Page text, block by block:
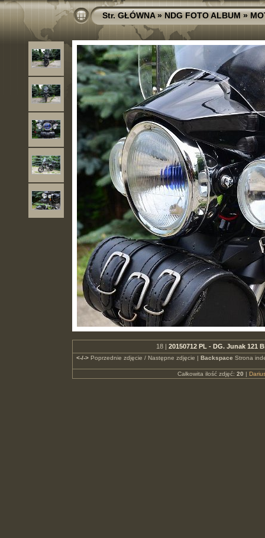
Str. GŁÓWNA»NDG FOTO ALBUM»
18 | 20150712 PL - DG. Junak 121
<-/->Poprzednie zdjęcie / Następne zdjęcie | Backspace Strona
Całkowita ilość zdjęć: 20 |